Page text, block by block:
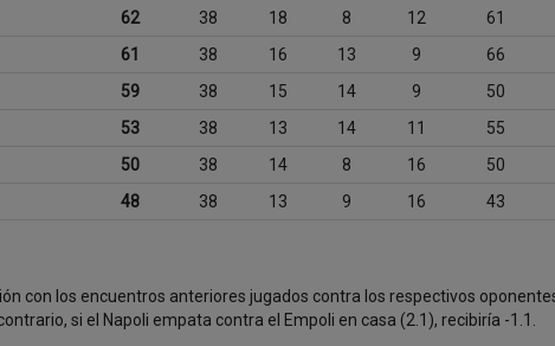
62 38 18 8 12 61
61 38 16 13 9 66
59 38 15 14 9 50
53 38 13 14 11 55
50 38 14 8 16 50
48 38 13 9 16 43
con los encuentros anteriores jugados contra los respectivos
si el Napoli empata contra el Empoli en casa (2.1), recibiría -1.1.